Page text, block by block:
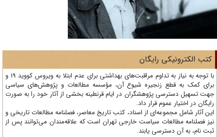
الکترونیکی رایگان
با توجه به نیاز به تداوم مراقبت‌های بهداشتی برای عدم ابتلا به ویروس کووید 19 و
کمک به قطع زنجیره شیوع آن، مؤسسه مطالعات و پژوهش‌های سیاسی
تسهیل دسترسی پژوهشگران در ایام قرنطینه بخشی از آثار خود را به صورت
در اختیار عموم قرار داد.
آثار شامل مجموعه‌ای از اسناد، کتب تاریخ معاصر، فصلنامه‌ مطالعات تاریخی و
فصلنامه مطالعات سیاست خارجی تهران است که علاقه‌مندان می‌توانند پس از
نام، به آن دسترسی یابند.